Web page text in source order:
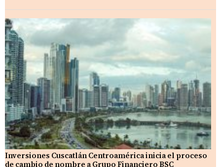
Inversiones Cuscatlán Centroamérica inicia el proceso
de cambio de nombre a Grupo Financiero BSC